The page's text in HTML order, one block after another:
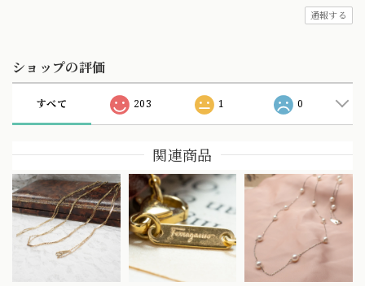
通報する
ショップの評価
すべて 203 1 0
関連商品